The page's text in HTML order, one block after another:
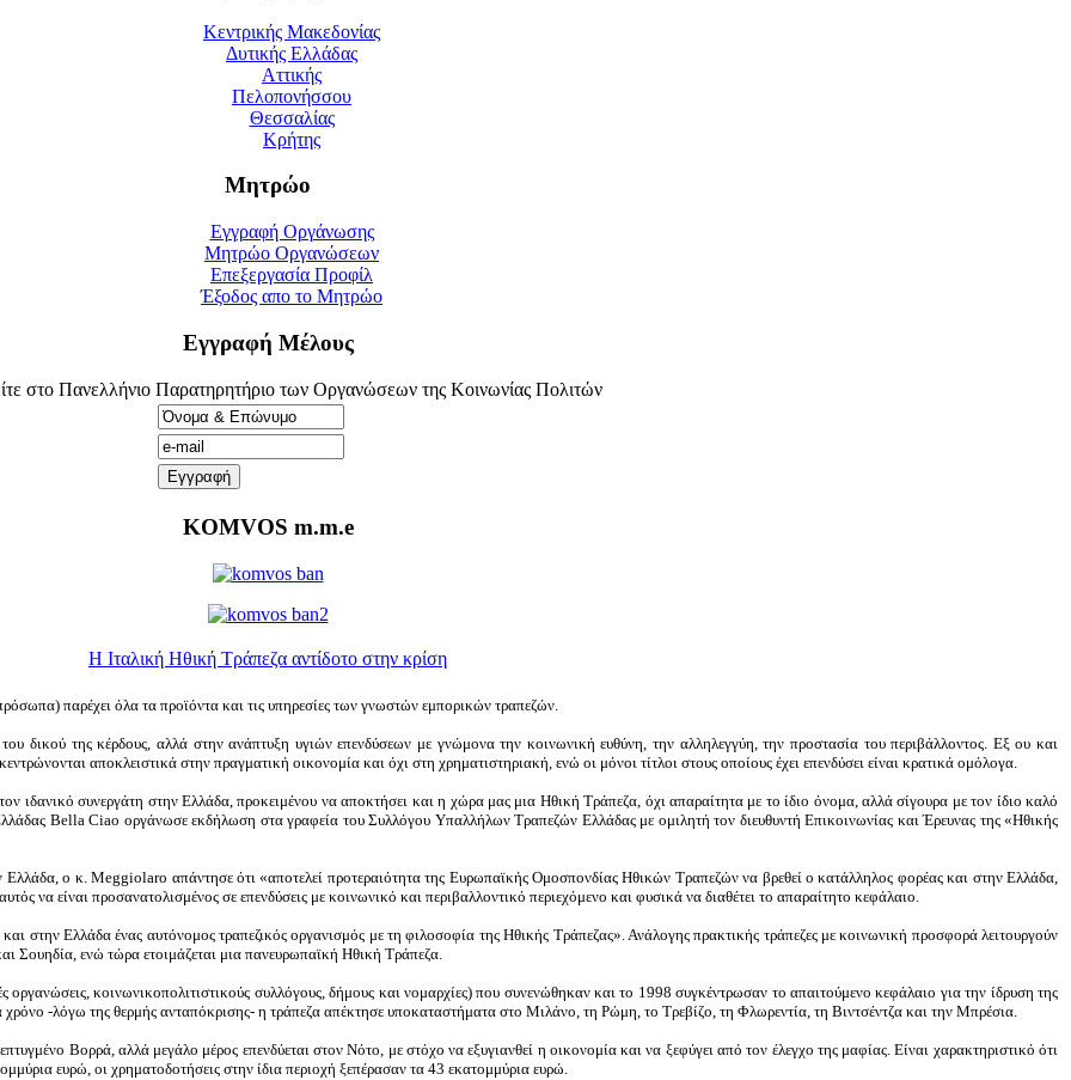
Κεντρικής Μακεδονίας
Δυτικής Ελλάδας
Αττικής
Πελοπονήσσου
Θεσσαλίας
Κρήτης
Μητρώο
Εγγραφή Οργάνωσης
Μητρώο Οργανώσεων
Επεξεργασία Προφίλ
Έξοδος απο το Μητρώο
Εγγραφή Μέλους
στο Πανελλήνιο Παρατηρητήριο των Οργανώσεων της Κοινωνίας Πολιτών
KOMVOS m.m.e
Η Ιταλική Ηθική Τράπεζα αντίδοτο στην κρίση
παρέχει όλα τα προϊόντα και τις υπηρεσίες των γνωστών εμπορικών τραπεζών.
δικού της κέρδους, αλλά στην ανάπτυξη υγιών επενδύσεων με γνώμονα την κοινωνική ευθύνη, την αλληλεγγύη, την προστασία του περιβάλλοντος. Εξ ου και
αποκλειστικά στην πραγματική οικονομία και όχι στη χρηματιστηριακή, ενώ οι μόνοι τίτλοι στους οποίους έχει επενδύσει είναι κρατικά ομόλογα.
ιδανικό συνεργάτη στην Ελλάδα, προκειμένου να αποκτήσει και η χώρα μας μια Ηθική Τράπεζα, όχι απαραίτητα με το ίδιο όνομα, αλλά σίγουρα με τον ίδιο καλό
Bella Ciao οργάνωσε εκδήλωση στα γραφεία του Συλλόγου Υπαλλήλων Τραπεζών Ελλάδας με ομιλητή τον διευθυντή Επικοινωνίας και Έρευνας της «Ηθικής
Ελλάδα, ο κ. Meggiolaro απάντησε ότι «αποτελεί προτεραιότητα της Ευρωπαϊκής Ομοσπονδίας Ηθικών Τραπεζών να βρεθεί ο κατάλληλος φορέας και στην Ελλάδα,
να είναι προσανατολισμένος σε επενδύσεις με κοινωνικό και περιβαλλοντικό περιεχόμενο και φυσικά να διαθέτει το απαραίτητο κεφάλαιο.
στην Ελλάδα ένας αυτόνομος τραπεζικός οργανισμός με τη φιλοσοφία της Ηθικής Τράπεζας». Ανάλογης πρακτικής τράπεζες με κοινωνική προσφορά λειτουργούν
Σουηδία, ενώ τώρα ετοιμάζεται μια πανευρωπαϊκή Ηθική Τράπεζα.
κοινωνικοπολιτιστικούς συλλόγους, δήμους και νομαρχίες) που συνενώθηκαν και το 1998 συγκέντρωσαν το απαιτούμενο κεφάλαιο για την ίδρυση της
-λόγω της θερμής ανταπόκρισης- η τράπεζα απέκτησε υποκαταστήματα στο Μιλάνο, τη Ρώμη, το Τρεβίζο, τη Φλωρεντία, τη Βιντσέντζα και την Μπρέσια.
Βορρά, αλλά μεγάλο μέρος επενδύεται στον Νότο, με στόχο να εξυγιανθεί η οικονομία και να ξεφύγει από τον έλεγχο της μαφίας. Είναι χαρακτηριστικό ότι
ευρώ, οι χρηματοδοτήσεις στην ίδια περιοχή ξεπέρασαν τα 43 εκατομμύρια ευρώ.